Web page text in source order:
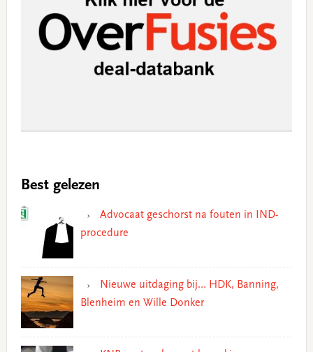
Best gelezen
Advocaat geschorst na fouten in IND-
procedure
Nieuwe uitdaging bij… HDK, Banning,
Blenheim en Wille Donker